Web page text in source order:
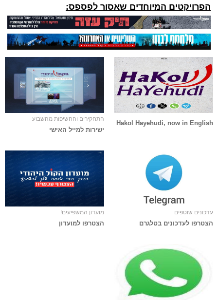
הפרויקטים המיוחדים שאסור לפספס:
Hakol Hayehudi, now in English
התחקירים והחשיפות מהשבוע
ישירות למייל האישי
עדכונים שוטפים
הצטרפו לעדכונים בטלגרם
מועדון המשפיעים!
הצטרפו למועדון